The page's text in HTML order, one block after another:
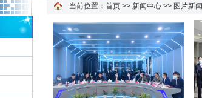
当前位置： 首页>> 新闻中心>> 图片新闻